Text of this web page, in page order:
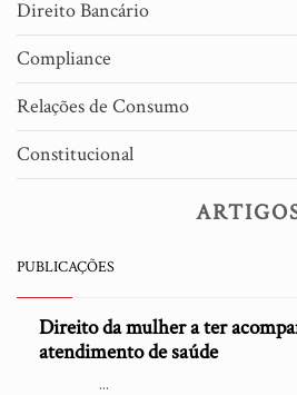
Direito Bancário
Compliance
Relações de Consumo
Constitucional
PUBLICAÇÕES
Direito da mulher a ter
atendimento de saúde
...